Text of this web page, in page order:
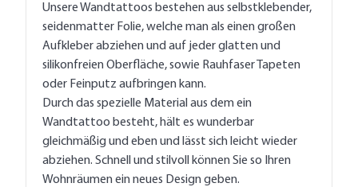
Unsere Wandtattoos bestehen aus selbstklebender,
seidenmatter Folie, welche man als einen großen
Aufkleber abziehen und auf jeder glatten und
silikonfreien Oberfläche, sowie Rauhfaser Tapeten
oder Feinputz aufbringen kann.
Durch das spezielle Material aus dem ein
Wandtattoo besteht, hält es wunderbar
gleichmäßig und eben und lässt sich leicht wieder
abziehen. Schnell und stilvoll können Sie so Ihren
Wohnräumen ein neues Design geben.